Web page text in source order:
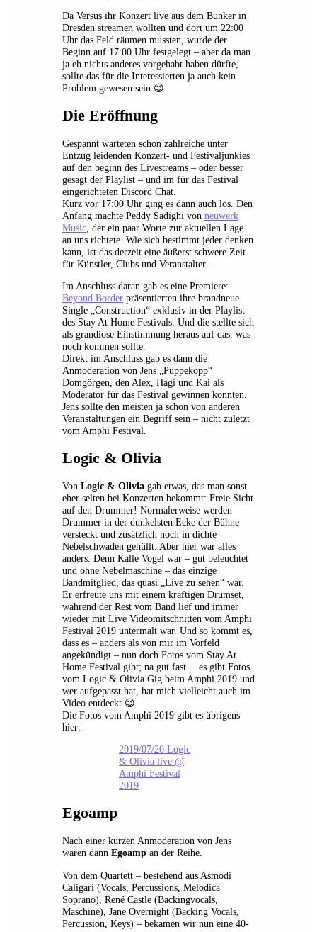
Da Versus ihr Konzert live aus dem Bunker in
Dresden streamen wollten und dort um 22:00
Uhr das Feld räumen mussten, wurde der
Beginn auf 17:00 Uhr festgelegt – aber da man
ja eh nichts anderes vorgehabt haben dürfte,
sollte das für die Interessierten ja auch kein
Problem gewesen sein 😉
Die Eröffnung
Gespannt warteten schon zahlreiche unter
Entzug leidenden Konzert- und Festivaljunkies
auf den beginn des Livestreams – oder besser
gesagt der Playlist – und im für das Festival
eingerichteten Discord Chat.
Kurz vor 17:00 Uhr ging es dann auch los. Den
Anfang machte Peddy Sadighi von neuwerk
Music , der ein paar Worte zur aktuellen Lage
an uns richtete. Wie sich bestimmt jeder denken
kann, ist das derzeit eine äußerst schwere Zeit
für Künstler, Clubs und Veranstalter…
Im Anschluss daran gab es eine Premiere:
Beyond Border präsentierten ihre brandneue
Single „Construction“ exklusiv in der Playlist
des Stay At Home Festivals. Und die stellte sich
als grandiose Einstimmung heraus auf das, was
noch kommen sollte.
Direkt im Anschluss gab es dann die
Anmoderation von Jens „Puppekopp“
Domgörgen, den Alex, Hagi und Kai als
Moderator für das Festival gewinnen konnten.
Jens sollte den meisten ja schon von anderen
Veranstaltungen ein Begriff sein – nicht zuletzt
vom Amphi Festival.
Logic & Olivia
Von Logic & Olivia gab etwas, das man sonst
eher selten bei Konzerten bekommt: Freie Sicht
auf den Drummer! Normalerweise werden
Drummer in der dunkelsten Ecke der Bühne
versteckt und zusätzlich noch in dichte
Nebelschwaden gehüllt. Aber hier war alles
anders. Denn Kalle Vogel war – gut beleuchtet
und ohne Nebelmaschine – das einzige
Bandmitglied, das quasi „Live zu sehen“ war.
Er erfreute uns mit einem kräftigen Drumset,
während der Rest vom Band lief und immer
wieder mit Live Videomitschnitten vom Amphi
Festival 2019 untermalt war. Und so kommt es,
dass es – anders als von mir im Vorfeld
angekündigt – nun doch Fotos vom Stay At
Home Festival gibt; na gut fast… es gibt Fotos
vom Logic & Olivia Gig beim Amphi 2019 und
wer aufgepasst hat, hat mich vielleicht auch im
Video entdeckt 😉
Die Fotos vom Amphi 2019 gibt es übrigens
hier:
2019/07/20 Logic
& Olivia live @
Amphi Festival
2019
Egoamp
Nach einer kurzen Anmoderation von Jens
waren dann Egoamp an der Reihe.
Von dem Quartett – bestehend aus Asmodi
Caligari (Vocals, Percussions, Melodica
Soprano), René Castle (Backingvocals,
Maschine), Jane Overnight (Backing Vocals,
Percussion, Keys) – bekamen wir nun eine 40-